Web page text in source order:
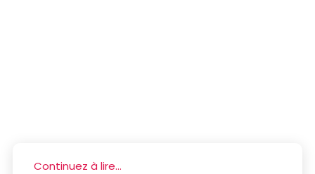
Continuez à lire...